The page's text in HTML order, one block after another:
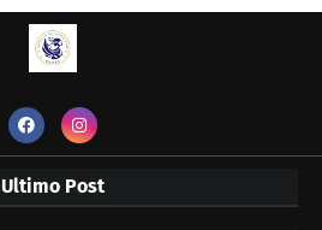
Ultimo Post